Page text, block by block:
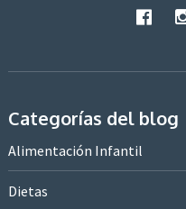
Categorías del blog
Alimentación Infantil
Dietas